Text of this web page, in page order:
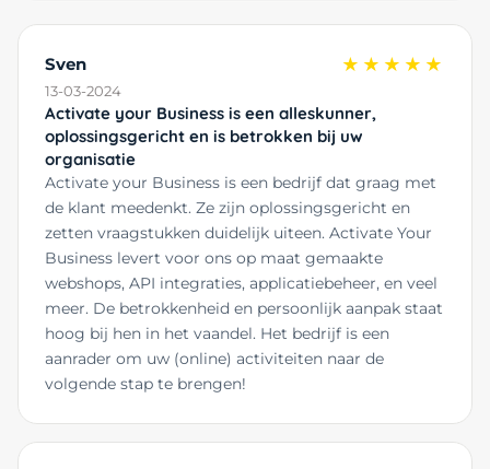
Sven
13-03-2024
★★★★★
Activate your Business is een alleskunner,
oplossingsgericht en is betrokken bij uw
organisatie
Activate your Business is een bedrijf dat graag met
de klant meedenkt. Ze zijn oplossingsgericht en
zetten vraagstukken duidelijk uiteen. Activate Your
Business levert voor ons op maat gemaakte
webshops, API integraties, applicatiebeheer, en veel
meer. De betrokkenheid en persoonlijk aanpak staat
hoog bij hen in het vaandel. Het bedrijf is een
aanrader om uw (online) activiteiten naar de
volgende stap te brengen!